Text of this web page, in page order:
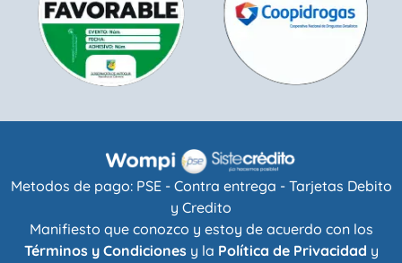
Metodos de pago: PSE - Contra entrega - Tarjetas Debito
y Credito
Manifiesto que conozco y estoy de acuerdo con los
Términos y Condicionesy la Política de Privacidad y